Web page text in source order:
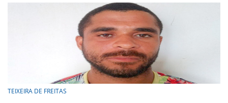
TEIXEIRA DE FREITAS